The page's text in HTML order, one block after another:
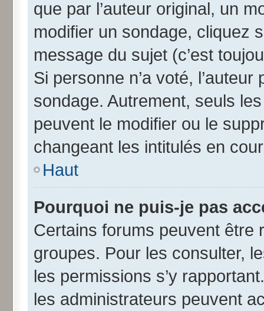
que par l’auteur original, un
modifier un sondage, cliquez
message du sujet (c’est
Si personne n’a voté,
sondage. Autrement, seuls
peuvent le modifier ou le
changeant les intitulés en
Haut
Pourquoi ne puis-je pas
Certains forums peuvent être
groupes. Pour les consulter,
les permissions s’y
les administrateurs peuvent